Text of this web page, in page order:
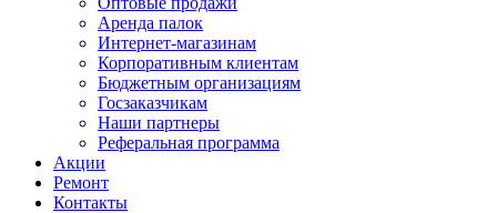
Аренда палок
Интернет-магазинам
Корпоративным клиентам
Бюджетным организациям
Госзаказчикам
Наши партнеры
Реферальная программа
Акции
Ремонт
Контакты